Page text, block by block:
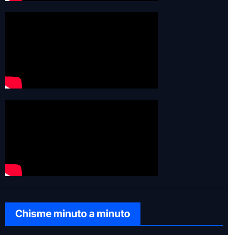
Chisme minuto a minuto